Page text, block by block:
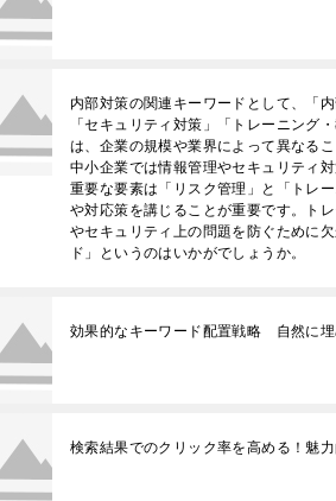
内部対策の関連キーワードとして、「
「セキュリティ対策」「トレーニング
は、企業の規模や業界によって異なる
中小企業では情報管理やセキュリティ
重要な要素は「リスク管理」と「トレ
や対応策を講じることが重要です。ト
やセキュリティ上の問題を防ぐために
ド」というのはいかがでしょうか。
効果的なキーワード配置戦略 自然に
検索結果でのクリック率を高める！魅